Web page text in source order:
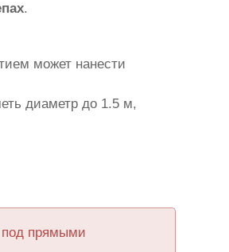
.
может нанести
диаметр до 1.5 м,
под прямыми